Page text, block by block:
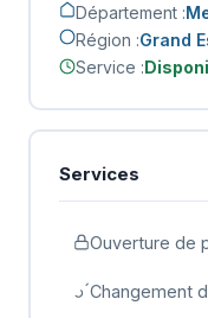
Département :
Région :Grand
Service :
Services
Ouverture de
Changement